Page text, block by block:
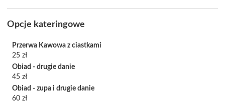
Opcje kateringowe
Przerwa Kawowa z ciastkami
25 zł
Obiad - drugie danie
45 zł
Obiad - zupa i drugie danie
60 zł